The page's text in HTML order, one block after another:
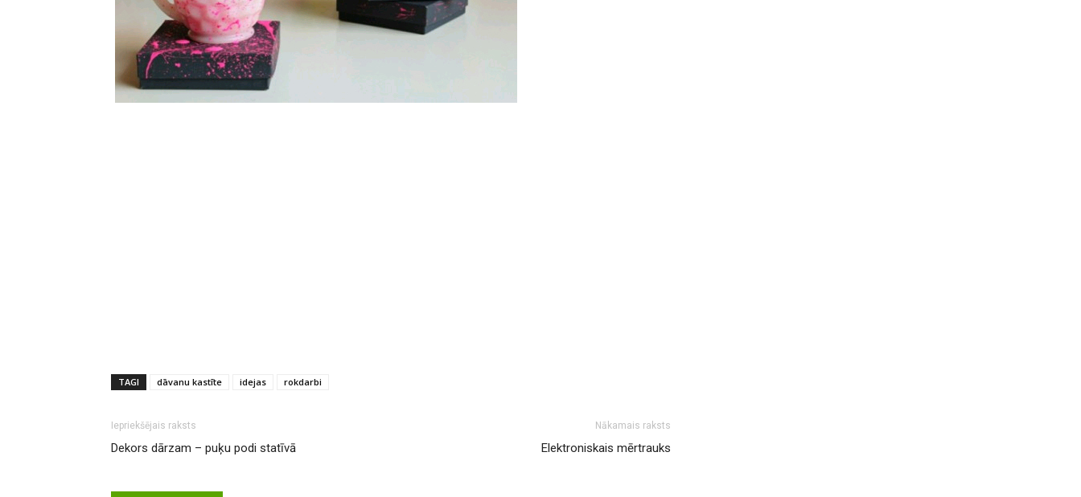
TAGI dāvanu kastīte idejas rokdarbi
Iepriekšējais raksts
Dekors dārzam – puķu podi statīvā
Nākamais raksts
Elektroniskais mērtrauks